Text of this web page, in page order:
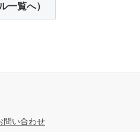
一覧へ）
問い合わせ